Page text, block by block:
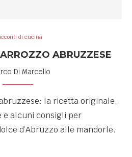
di cucina
ABRUZZESE
Di Marcello
la ricetta originale,
e alcuni consigli per
d’Abruzzo alle mandorle.